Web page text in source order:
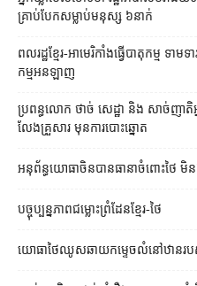
គ្រាប់បែកសម្លាប់មនុស្ស ៦នាក់
ពលរដ្ឋខ្មែរ-អាមេរិកាំងធ្វើបាតុកម្ម ទា
កម្មអនឡាញ
ប្រពន្ធ​លោក ថាច់ សេដ្ឋា និង សាច់ញាតិ​
លែង​គ្រួសារ មុន​ការបោះឆ្នោត
អនុព័ន្ធយោធាចិនបានធានាចំពោះថៃ មិនឱ្
បច្ចុប្បន្នភាពជម្លោះព្រំដែនខ្មែរ-ថៃ
យោធាថៃឈូសឆាយកម្ទេចលំនៅឋានរប